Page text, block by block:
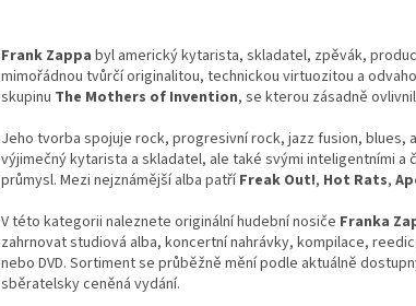
Frank Zappa byl americký kytarista, skladatel, zpěvák,
mimořádnou tvůrčí originalitou, technickou virtuozitou a
skupinu The Mothers of Invention, se kterou zásadně
Jeho tvorba spojuje rock, progresivní rock, jazz fusion, blues,
výjimečný kytarista a skladatel, ale také svými inteligentními
průmysl. Mezi nejznámější alba patříFreak Out!, Hot Rats,
V této kategorii naleznete originální hudební nosiče Franka
zahrnovat studiová alba, koncertní nahrávky, kompilace,
nebo DVD. Sortiment se průběžně mění podle aktuálně
sběratelsky ceněná vydání.